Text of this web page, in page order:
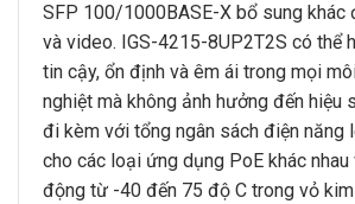
SFP 100/1000BASE-X bổ sung khác
và video. IGS-4215-8UP2T2S có thể
tin cậy, ổn định và êm ái trong mọi
nghiệt mà không ảnh hưởng đến hiệu
đi kèm với tổng ngân sách điện năng
cho các loại ứng dụng PoE khác
động từ -40 đến 75 độ C trong vỏ